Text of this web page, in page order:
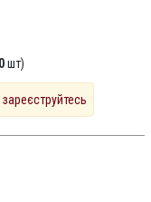
шт)
зареєструйтесь